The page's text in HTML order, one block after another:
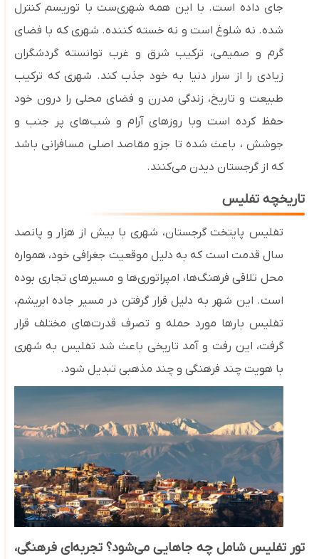
جای داده است. با این همه شهری‌ست با توریسم کنترل
شده. نه شلوغ است و نه خسته کننده. شهری که با فضای
گرم و صمیمی، ترکیب شرق و غرب توانسته گردشگران
زیادی را از سرار دنیا به خود جذب کند. شهری که ترکیب
طبیعت و تاریخ، زندگی مدرن و فضای محلی را درون خود
حفظ کرده است وبا روزهای آرام و شب‌های پر جنب و
جوشش ، باعث شده تا جزو مقاصد اصلی مسافرانی باشد
که از گرجستان دیدن می‌کنند.
تاریخچه تفلیس
تفلیس پایتخت گرجستان، شهری با بیش از هزار و پانصد
سال قدمت است که به دلیل موقعیت جغرافی خود، همواره
محل تلاقی فرهنگ‌ها، امپراتوری‌ها و مسیرهای تجاری بوده
است. این شهر به دلیلقرار گرفتن در مسیر جاده ابریشم،
تفلیس بارها مورد حمله و تصرف قدرت‌های مختلف قرار
گرفت، این رفت ‌و آمد تاریخی باعث شد تفلیس به شهری
با هویت چند فرهنگی و چند مذهبی تبدیل شود.
تور تفلیس شامل چه جاهایی می‌شود؟ تجربه‌ای فرهنگی،